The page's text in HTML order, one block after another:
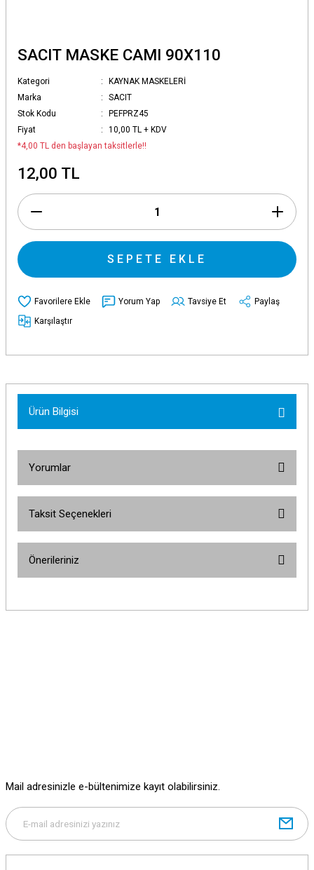
SACIT MASKE CAMI 90X110
Kategori
KAYNAK MASKELERİ
Marka
SACIT
Stok Kodu
PEFPRZ45
Fiyat
10,00 TL + KDV
*4,00 TL den başlayan taksitlerle!!
12,00 TL
SEPETE EKLE
Yorum Yap Tavsiye Et
Paylaş
Karşılaştır
Ürün Bilgisi
Yorumlar
Taksit Seçenekleri
Önerileriniz
yetersiz gördüğünüz noktaları öneri formunu kullanarak tarafımıza
Gönder
Mail adresinizle e-bültenimize kayıt olabilirsiniz.